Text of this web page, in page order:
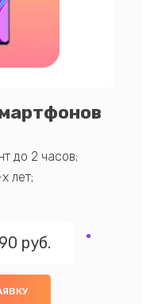
до 2 часов;
лет;
руб.